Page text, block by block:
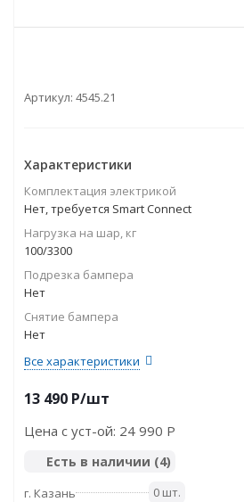
Артикул: 4545.21
Характеристики
Комплектация электрикой
Нет, требуется Smart Connect
Нагрузка на шар, кг
100/3300
Подрезка бампера
Нет
Снятие бампера
Нет
Все характеристики
13 490 P/шт
Цена с уст-ой: 24 990 P
Есть в наличии (4)
г. Казань
0 шт.